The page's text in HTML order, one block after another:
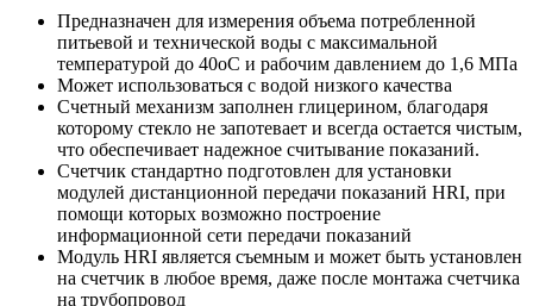
Предназначен для измерения объема потребленной
питьевой и технической воды с максимальной
температурой до 40oС и рабочим давлением до 1,6 МПа
Может использоваться с водой низкого качества
Счетный механизм заполнен глицерином, благодаря
которому стекло не запотевает и всегда остается чистым,
что обеспечивает надежное считывание показаний.
Счетчик стандартно подготовлен для установки
модулей дистанционной передачи показаний HRI, при
помощи которых возможно построение
информационной сети передачи показаний
Модуль HRI является съемным и может быть установлен
на счетчик в любое время, даже после монтажа счетчика
на трубопровод